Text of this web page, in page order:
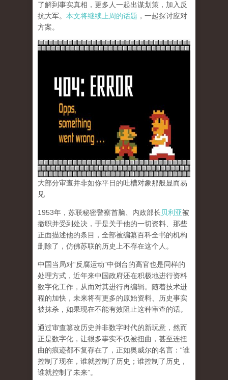
了解到事实真相，更多人一起出谋划策，加入反
抗大军。 本文将继续上周的话题 ，一起探讨应对
方案。
大部分审查并非如你平日的吐槽对象那般显而易
见
1953年，苏联秘密警察首脑、内政部长贝利亚被
撤职并受到处决，于是关于他的一切资料、那些
正面描述他的条目，全部被编纂百科全书的机构
删除了，仿佛苏联的历史上不存在这个人。
中国当局对“反腐运动”中倒台的高官也是同样的
处理方式，近年来中国政府还在积极地进行资料
数字化工作，从而对其进行再编辑。随着技术进
程的加快，未来将有更多的原始资料、历史事实
被抹杀，如果现在不能有效阻止这种审查的话。
通过审查篡改历史并非数字时代的新玩意，然而
正是数字化，让很多事实不仅被扭曲，甚至连扭
曲的痕迹都不复存在了，正如奥威尔的名言：“谁
控制了现在，谁就控制了历史；谁控制了历史，
谁就控制了未来”。